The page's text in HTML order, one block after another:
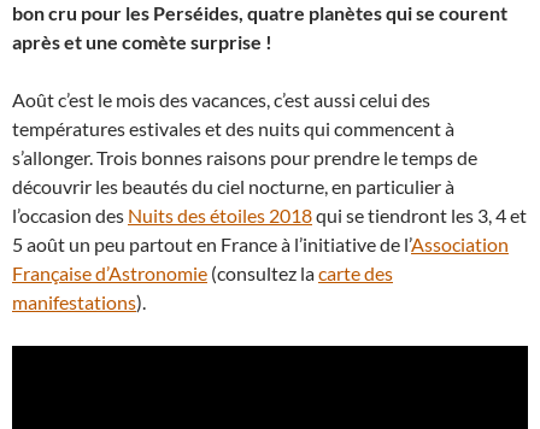
bon cru pour les Perséides, quatre planètes qui se courent
après et une comète surprise !
Août c’est le mois des vacances, c’est aussi celui des
températures estivales et des nuits qui commencent à
s’allonger. Trois bonnes raisons pour prendre le temps de
découvrir les beautés du ciel nocturne, en particulier à
l’occasion des Nuits des étoiles 2018qui se tiendront les 3, 4 et
5 août un peu partout en France à l’initiative de l’Association
Française d’Astronomie (consultez lacarte des
manifestations).